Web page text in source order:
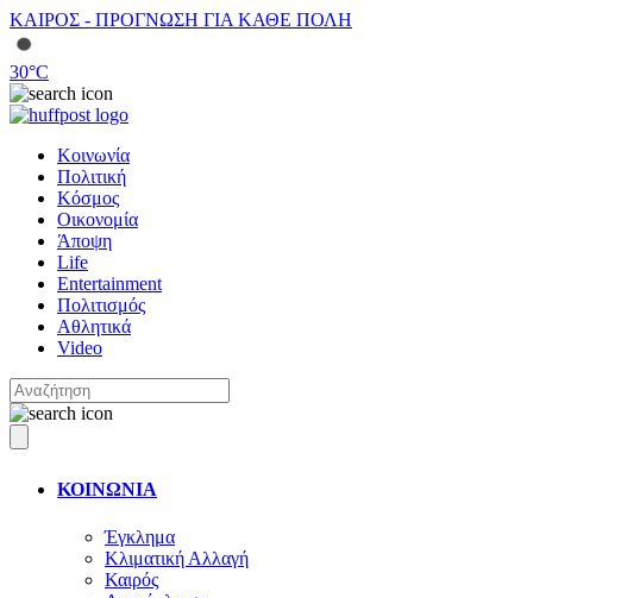
ΚΑΙΡΟΣ - ΠΡΟΓΝΩΣΗ ΓΙΑ ΚΑΘΕ ΠΟΛΗ
30°C
Κοινωνία
Πολιτική
Κόσμος
Οικονομία
Άποψη
Life
Entertainment
Πολιτισμός
Αθλητικά
Video
ΚΟΙΝΩΝΙΑ
Έγκλημα
Κλιματική Αλλαγή
Καιρός